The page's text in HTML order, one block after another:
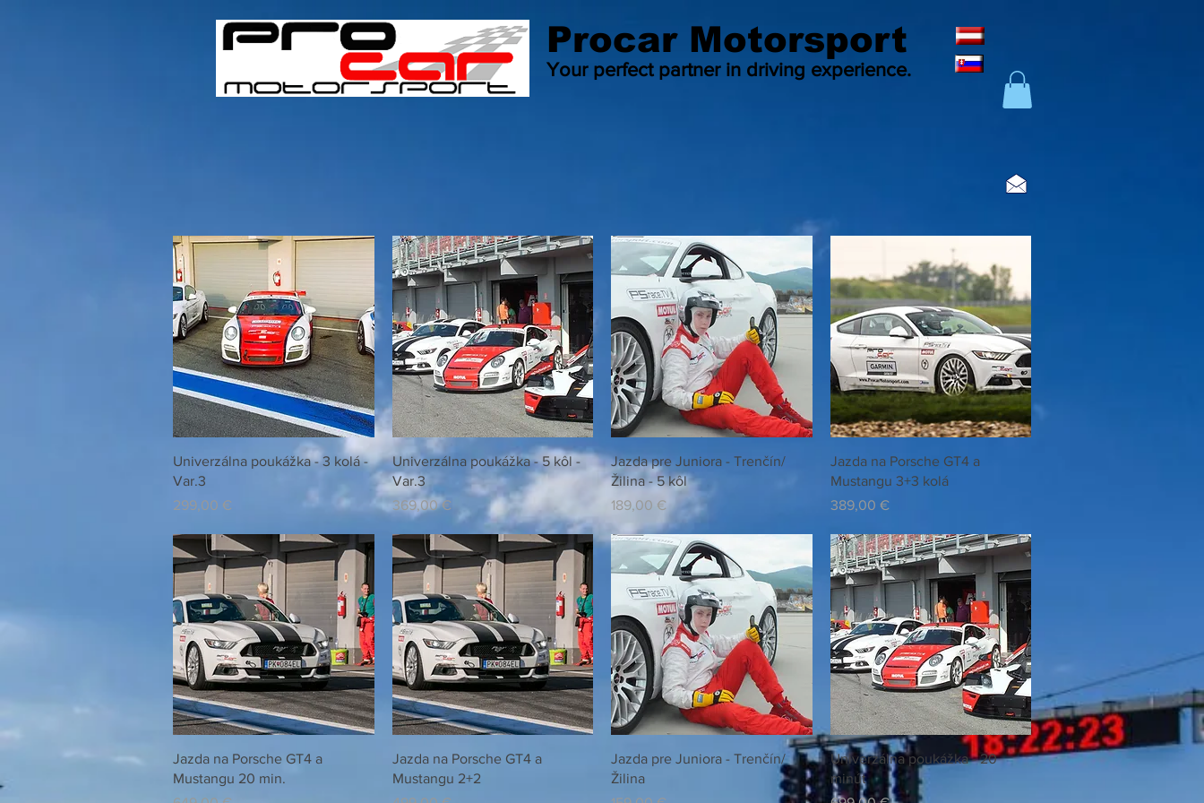
Procar Motorsport
Your perfect partner in driving experience.
Rychlý náhled
Univerzálna poukážka - 3 kolá -
Var.3
Cena
299,00 €
Rychlý náhled
Univerzálna poukážka - 5 kôl -
Var.3
Cena
369,00 €
Rychlý náhled
Jazda pre Juniora - Trenčín/
Žilina - 5 kôl
Cena
189,00 €
Rychlý náhled
Jazda na Porsche GT4 a
Mustangu 3+3 kolá
Cena
389,00 €
Rychlý náhled
Jazda na Porsche GT4 a
Mustangu 20 min.
Rychlý náhled
Jazda na Porsche GT4 a
Mustangu 2+2
Rychlý náhled
Jazda pre Juniora - Trenčín/
Žilina
Rychlý náhled
Univerzálna poukážka - 20
minút